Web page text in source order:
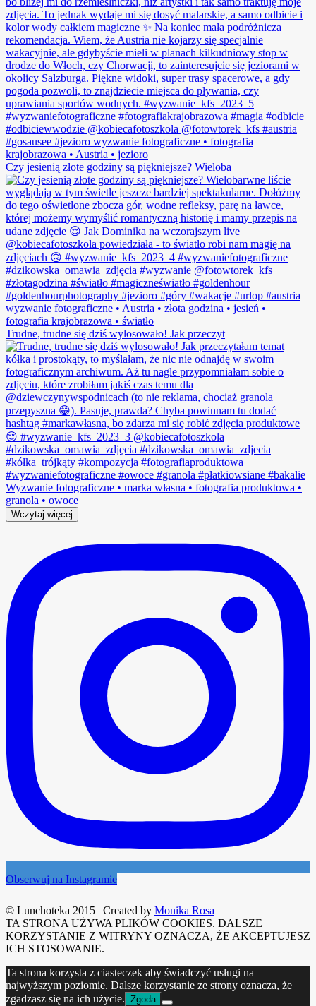
Czy jesienią złote godziny są piękniejsze? Wieloba
Trudne, trudne się dziś wylosowało! Jak przeczyt
Wczytaj więcej
Obserwuj na Instagramie
© Lunchoteka 2015 | Created by Monika Rosa
TA STRONA UŻYWA PLIKÓW COOKIES. DALSZE
KORZYSTANIE Z WITRYNY OZNACZA, ŻE AKCEPTUJESZ
ICH STOSOWANIE.
Ta strona korzysta z ciasteczek aby świadczyć usługi na
najwyższym poziomie. Dalsze korzystanie ze strony oznacza, że
zgadzasz się na ich użycie. Zgoda